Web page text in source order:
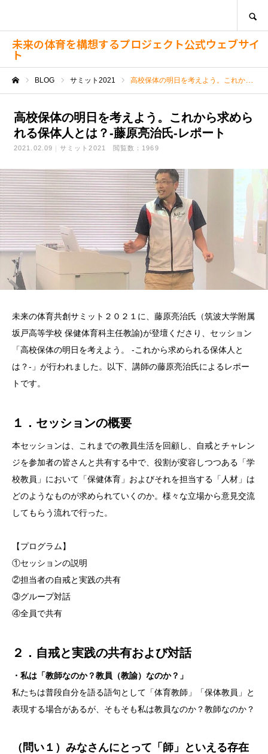
未来の体育を構想するプロジェクト公式ウェブサイ
ト
BLOG サミット2021 高校保体の明日を考えよう。これから求められる保体人とは？-藤原亮治氏-レポート
高校保体の明日を考えよう。これから求めら
れる保体人とは？-藤原亮治氏-レポート
2021.02.09 サミット2021 閲覧数：1969
未来の体育共創サミット２０２１に、藤原亮治氏（筑波大学附属
坂戸高等学校 保健体育科主任教諭)が登壇くださり、セッション
「高校保体の明日を考えよう。 -これから求められる保体人と
は？-」が行われました。以下、講師の藤原亮治氏によるレポー
トです。
１．セッションの概要
本セッションは、これまでの教員生活を回顧し、自戒とチャレン
ジを参加者の皆さんと共有する中で、役割が変容しつつある「学
校教員」において「保健体育」およびそれを担当する「人材」は
どのようなものが求められていくのか。様々な立場から意見交流
してもらう流れで行った。
【プログラム】
①セッションの説明
②担当者の自戒と実践の共有
③グループ対話
④全員で共有
２．自戒と実践の共有および対話
・私は「教師なのか？教員（教諭）なのか？」
私たちは普段自分を語る語句として「体育教師」「保体教員」と
表現する場合があるが、そもそも私は教員なのか？教師なのか？
（問い１）みなさんにとって「師」といえる存在